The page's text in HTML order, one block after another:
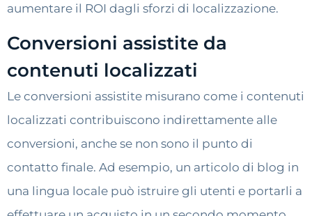
aumentare il ROI dagli sforzi di localizzazione.
Conversioni assistite da
contenuti localizzati
Le conversioni assistite misurano come i contenuti
localizzati contribuiscono indirettamente alle
conversioni, anche se non sono il punto di
contatto finale. Ad esempio, un articolo di blog in
una lingua locale può istruire gli utenti e portarli a